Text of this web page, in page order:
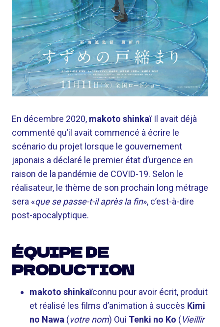
En décembre 2020, makoto shinkaïIl avait déjà
commenté qu’il avait commencé à écrire le
scénario du projet lorsque le gouvernement
japonais a déclaré le premier état d’urgence en
raison de la pandémie de COVID-19. Selon le
réalisateur, le thème de son prochain long métrage
sera «que se passe-t-il après la fin», c’est-à-dire
post-apocalyptique.
ÉQUIPE DE
PRODUCTION
makoto shinkaïconnu pour avoir écrit, produit
et réalisé les films d’animation à succès Kimi
no Nawa (votre nom) Oui Tenki no Ko (Vieillir